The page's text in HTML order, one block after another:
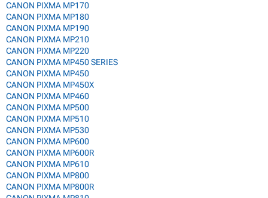
CANON PIXMA MP170
CANON PIXMA MP180
CANON PIXMA MP190
CANON PIXMA MP210
CANON PIXMA MP220
CANON PIXMA MP450 SERIES
CANON PIXMA MP450
CANON PIXMA MP450X
CANON PIXMA MP460
CANON PIXMA MP500
CANON PIXMA MP510
CANON PIXMA MP530
CANON PIXMA MP600
CANON PIXMA MP600R
CANON PIXMA MP610
CANON PIXMA MP800
CANON PIXMA MP800R